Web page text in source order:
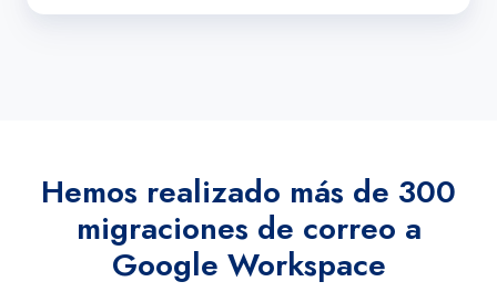
Hemos realizado más de 300
migraciones de correo a
Google Workspace